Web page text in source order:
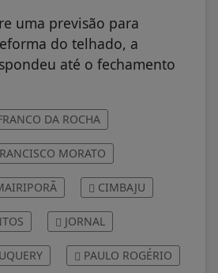
uma previsão para
do telhado, a
até o fechamento
DA ROCHA
MORATO
CIMBAJU
JORNAL
PAULO ROGÉRIO